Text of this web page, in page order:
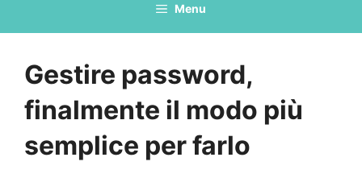
Menu
Gestire password,
finalmente il modo più
semplice per farlo